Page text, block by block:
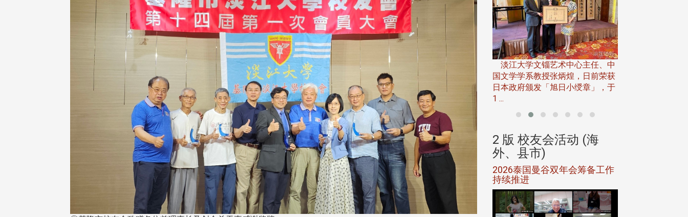
大学主任秘书、中文系校友
正，于115年6月2日(二)率政
校友处执行长彭春阳于115年7月
30日(四)荣退，为其十四年来深耕
校友服务、凝聚海内外校友情 ...
淡江大学于115年7月30日(四)举
办布达暨单位主管交接典礼。115
学年度校友服务暨资源发展 ...
本校校长葛焕昭将于今(115)年7
月31日(五)任期届满。董事会于6月
24日(三)下午5时 ...
淡江大学文锱艺术中心主任、中
国文学学系教授张炳煌，日前荣获
日本政府颁发「旭日小绶章」，于
1 ...
校友会活动 (海
2 版 校友会活动 (海
外、县市)
台北市校友会6月份活动
2 版 校友会活动 (海
外、县市)
台中市校友会拜会卢秀燕市
长 校友交流智慧治理凝聚向
心力
2 版 校友会活动 (海
外、县市)
南加州校友会召开115年年中
理事会议 许宗由当选116年
会长 并获授权承办下届世界
校友双年会
2 版 校友会活动 (海
外、县市)
2026泰国曼谷双年会筹备工作
持续推进